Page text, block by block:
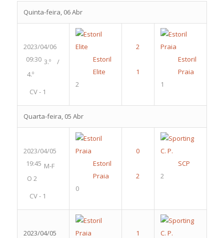
Quinta-feira, 06 Abr
2023/04/06
09:30 3.º /
4.º
CV - 1
Estoril
Elite
2
Estoril
Praia
1
Quarta-feira, 05 Abr
2023/04/05
19:45 M-F
O 2
CV - 1
Estoril
Praia
0
SCP
2
2023/04/05